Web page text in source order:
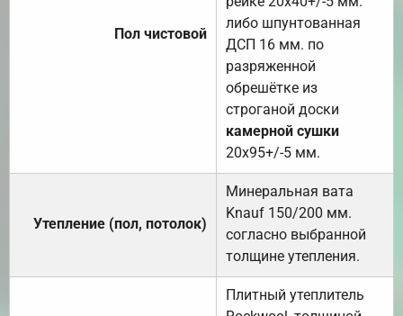
Пол чистовой
либо шпунтованная
ДСП 16 мм. по
разряженной
обрешётке из
строганой доски
камерной сушки
20х95+/-5 мм.
Утепление (пол, потолок)
Минеральная вата
Knauf 150/200 мм.
согласно выбранной
толщине утепления.
Плитный утеплитель